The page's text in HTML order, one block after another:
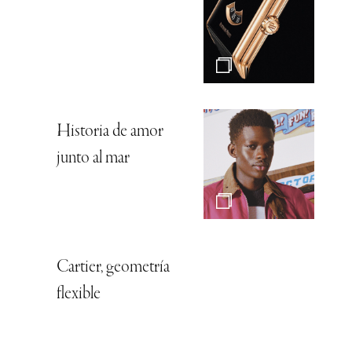
Historia de amor
junto al mar
Cartier, geometría
flexible